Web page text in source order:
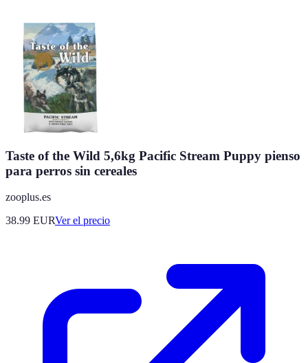
Taste of the Wild 5,6kg Pacific Stream Puppy pienso
para perros sin cereales
zooplus.es
38.99 EURVer el precio